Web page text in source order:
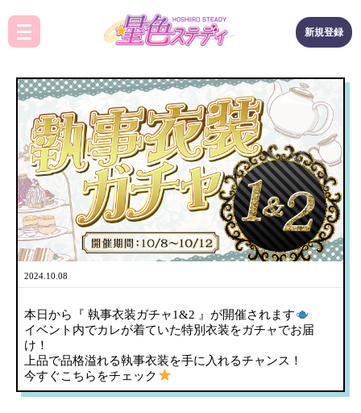
新規登録
2024.10.08
本日から『 執事衣装ガチャ1&2 』が開催されます
イベント内でカレが着ていた特別衣装をガチャでお届
け！
上品で品格溢れる執事衣装を手に入れるチャンス！
今すぐこちらをチェック